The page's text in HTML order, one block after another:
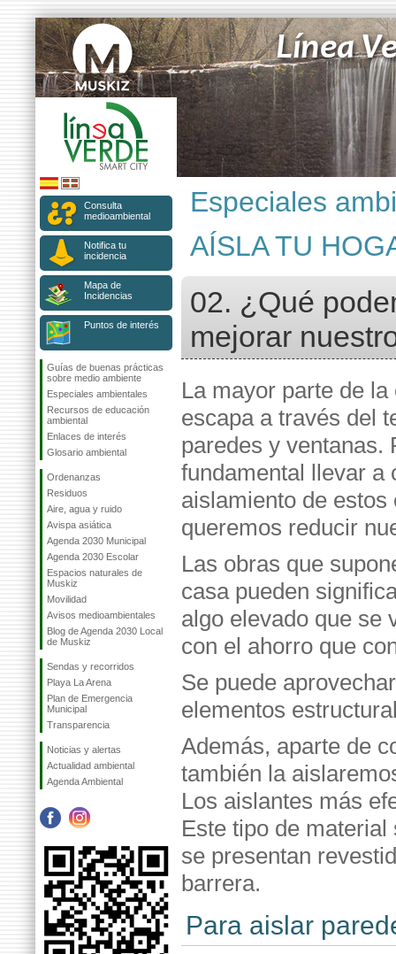
Consulta
medioambiental
Notifica tu
incidencia
Mapa de
Incidencias
Puntos de interés
Guías de buenas prácticas
sobre medio ambiente
Especiales ambientales
Recursos de educación
ambiental
Enlaces de interés
Glosario ambiental
Ordenanzas
Residuos
Aire, agua y ruido
Avispa asiática
Agenda 2030 Municipal
Agenda 2030 Escolar
Espacios naturales de
Muskiz
Movilidad
Avisos medioambientales
Blog de Agenda 2030 Local
de Muskiz
Sendas y recorridos
Playa La Arena
Plan de Emergencia
Municipal
Transparencia
Noticias y alertas
Actualidad ambiental
Agenda Ambiental
Especiales
AÍSLA TU
02. ¿Qué
mejorar
La mayor parte de
escapa a través del
paredes y ventanas.
fundamental llevar a
aislamiento de estos
queremos reducir
Las obras que
casa pueden
algo elevado que se
con el ahorro que
Se puede
elementos
Además, aparte de
también la
Los aislantes más
Este tipo de
se presentan
barrera.
Para aislar